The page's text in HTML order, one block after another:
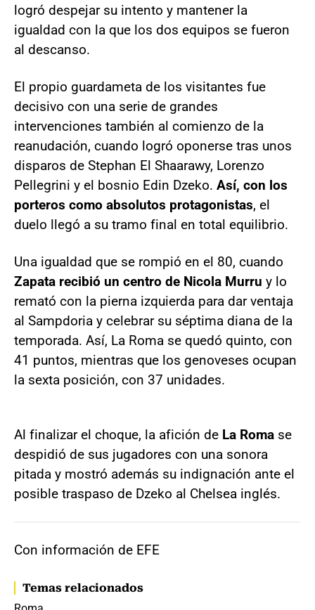
logró despejar su intento y mantener la
igualdad con la que los dos equipos se fueron
al descanso.
El propio guardameta de los visitantes fue
decisivo con una serie de grandes
intervenciones también al comienzo de la
reanudación, cuando logró oponerse tras unos
disparos de Stephan El Shaarawy, Lorenzo
Pellegrini y el bosnio Edin Dzeko. Así, con los
porteros como absolutos protagonistas, el
duelo llegó a su tramo final en total equilibrio.
Una igualdad que se rompió en el 80, cuando
Zapata recibió un centro de Nicola Murru y lo
remató con la pierna izquierda para dar ventaja
al Sampdoria y celebrar su séptima diana de la
temporada. Así, La Roma se quedó quinto, con
41 puntos, mientras que los genoveses ocupan
la sexta posición, con 37 unidades.
Al finalizar el choque, la afición de La Roma se
despidió de sus jugadores con una sonora
pitada y mostró además su indignación ante el
posible traspaso de Dzeko al Chelsea inglés.
Con información de EFE
Temas relacionados